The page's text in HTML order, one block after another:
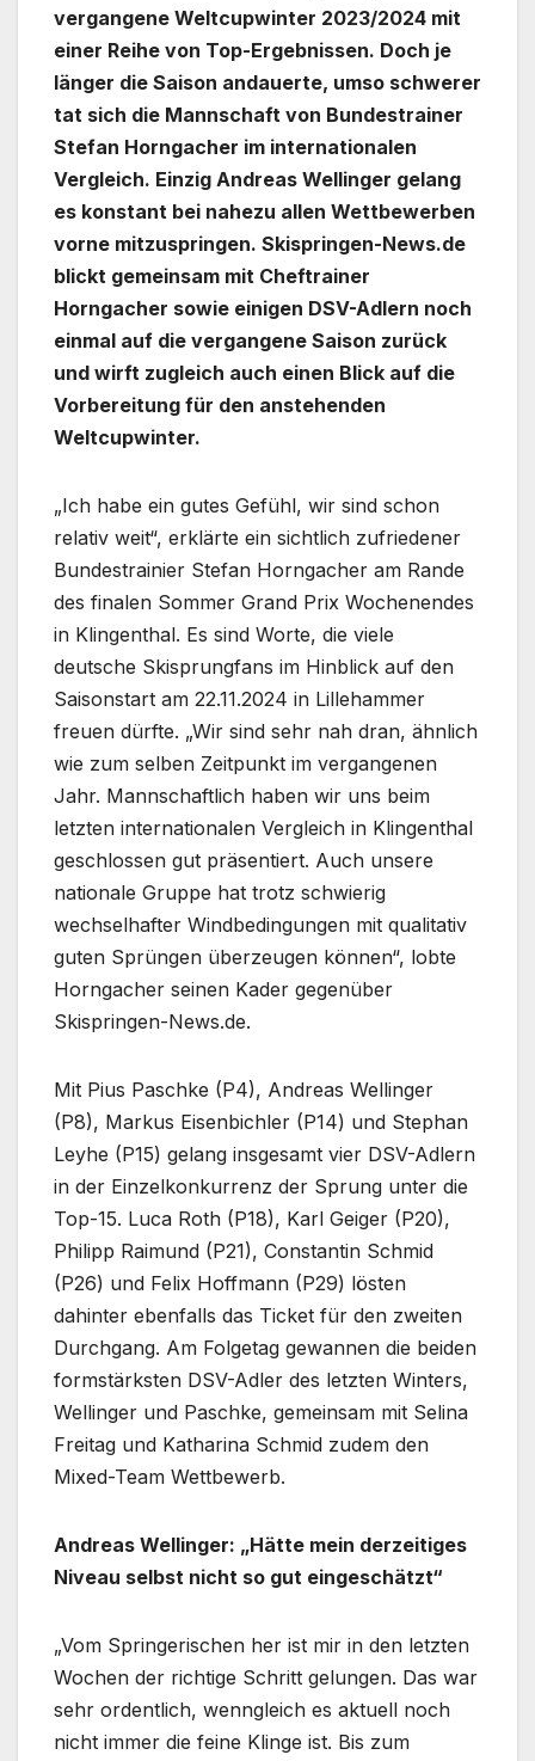
vergangene Weltcupwinter 2023/2024 mit
einer Reihe von Top-Ergebnissen. Doch je
länger die Saison andauerte, umso schwerer
tat sich die Mannschaft von Bundestrainer
Stefan Horngacher im internationalen
Vergleich. Einzig Andreas Wellinger gelang
es konstant bei nahezu allen Wettbewerben
vorne mitzuspringen. Skispringen-News.de
blickt gemeinsam mit Cheftrainer
Horngacher sowie einigen DSV-Adlern noch
einmal auf die vergangene Saison zurück
und wirft zugleich auch einen Blick auf die
Vorbereitung für den anstehenden
Weltcupwinter.
„Ich habe ein gutes Gefühl, wir sind schon
relativ weit“, erklärte ein sichtlich zufriedener
Bundestrainier Stefan Horngacher am Rande
des finalen Sommer Grand Prix Wochenendes
in Klingenthal. Es sind Worte, die viele
deutsche Skisprungfans im Hinblick auf den
Saisonstart am 22.11.2024 in Lillehammer
freuen dürfte. „Wir sind sehr nah dran, ähnlich
wie zum selben Zeitpunkt im vergangenen
Jahr. Mannschaftlich haben wir uns beim
letzten internationalen Vergleich in Klingenthal
geschlossen gut präsentiert. Auch unsere
nationale Gruppe hat trotz schwierig
wechselhafter Windbedingungen mit qualitativ
guten Sprüngen überzeugen können“, lobte
Horngacher seinen Kader gegenüber
Skispringen-News.de.
Mit Pius Paschke (P4), Andreas Wellinger
(P8), Markus Eisenbichler (P14) und Stephan
Leyhe (P15) gelang insgesamt vier DSV-Adlern
in der Einzelkonkurrenz der Sprung unter die
Top-15. Luca Roth (P18), Karl Geiger (P20),
Philipp Raimund (P21), Constantin Schmid
(P26) und Felix Hoffmann (P29) lösten
dahinter ebenfalls das Ticket für den zweiten
Durchgang. Am Folgetag gewannen die beiden
formstärksten DSV-Adler des letzten Winters,
Wellinger und Paschke, gemeinsam mit Selina
Freitag und Katharina Schmid zudem den
Mixed-Team Wettbewerb.
Andreas Wellinger: „Hätte mein derzeitiges
Niveau selbst nicht so gut eingeschätzt“
„Vom Springerischen her ist mir in den letzten
Wochen der richtige Schritt gelungen. Das war
sehr ordentlich, wenngleich es aktuell noch
nicht immer die feine Klinge ist. Bis zum